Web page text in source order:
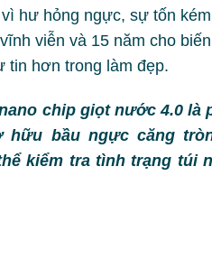
hư hỏng ngực, sự tốn
viễn và 15 năm cho
tin hơn trong làm đẹp.
chip giọt nước 4.0 là
hữu bầu ngực căng
kiểm tra tình trạng túi